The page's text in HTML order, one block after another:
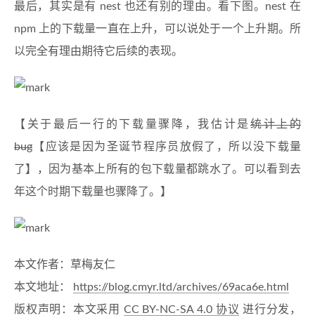
最后，其实是有 nest 也还有别的理由。看下图。nest 在
npm 上的下载量一直在上升，可以说处于一个上升期。所
以完全有理由期待它后续的表现。
【关于最后一行的下载量骤降，我估计是 统计上的
bug 【应该是因为圣诞节程序员放假了，所以没下载量
了】，因为基本上所有的包下载量都跳水了。可以看到去
年这个时期下载量也骤降了。】
本文作者：草梅友仁
本文地址：
https://blog.cmyr.ltd/archives/69aca6e.html
版权声明：本文采用 CC BY-NC-SA 4.0 协议 进行分发，